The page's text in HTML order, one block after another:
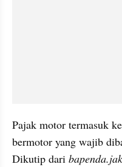
Pajak motor termasuk
bermotor yang wajib
Dikutip dari